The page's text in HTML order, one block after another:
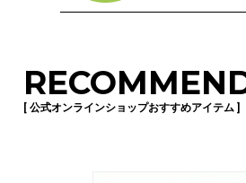
[ 公式オンラインショップおすすめアイテム ]